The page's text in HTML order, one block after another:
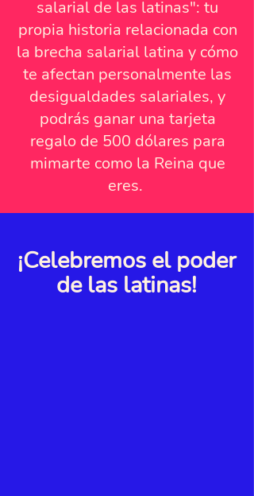
salarial de las latinas": tu
propia historia relacionada con
la brecha salarial latina y cómo
te afectan personalmente las
desigualdades salariales, y
podrás ganar una tarjeta
regalo de 500 dólares para
mimarte como la Reina que
eres.
¡Celebremos el poder
de las latinas!